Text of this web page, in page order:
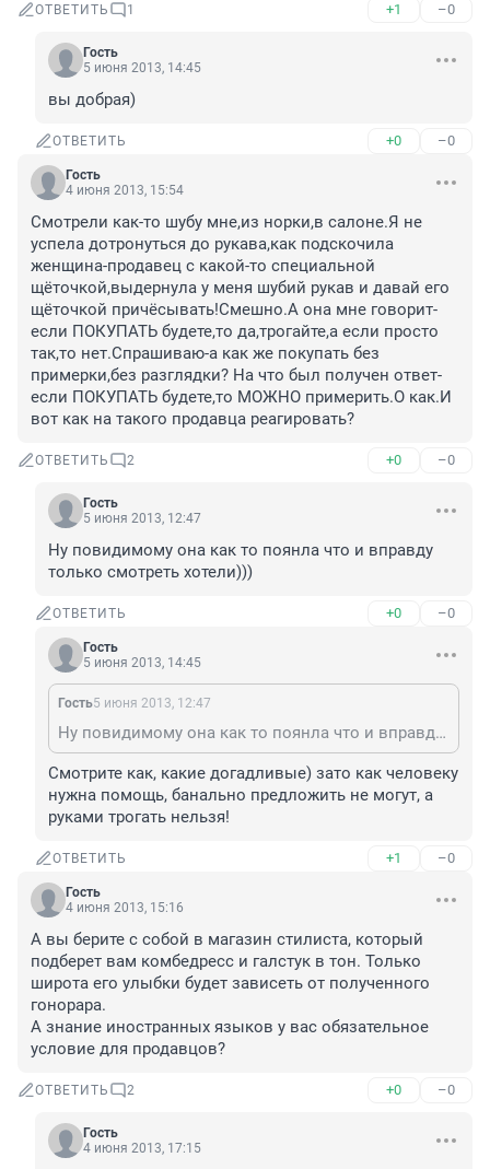
ОТВЕТИТЬ 1 +1 –0
Гость
5 июня 2013, 14:45
вы добрая)
ОТВЕТИТЬ +0 –0
Гость
4 июня 2013, 15:54
Смотрели как-то шубу мне,из норки,в салоне.Я не
успела дотронуться до рукава,как подскочила
женщина-продавец с какой-то специальной
щёточкой,выдернула у меня шубий рукав и давай его
щёточкой причёсывать!Смешно.А она мне говорит-
если ПОКУПАТЬ будете,то да,трогайте,а если просто
так,то нет.Спрашиваю-а как же покупать без
примерки,без разглядки? На что был получен ответ-
если ПОКУПАТЬ будете,то МОЖНО примерить.О как.И
вот как на такого продавца реагировать?
ОТВЕТИТЬ 2 +0 –0
Гость
5 июня 2013, 12:47
Ну повидимому она как то поянла что и вправду
только смотреть хотели)))
ОТВЕТИТЬ +0 –0
Гость
5 июня 2013, 14:45
Гость5 июня 2013, 12:47
Ну повидимому она как то поянла что и вправду только смотреть хотели)))
Смотрите как, какие догадливые) зато как человеку
нужна помощь, банально предложить не могут, а
руками трогать нельзя!
ОТВЕТИТЬ +1 –0
Гость
4 июня 2013, 15:16
А вы берите с собой в магазин стилиста, который
подберет вам комбедресс и галстук в тон. Только
широта его улыбки будет зависеть от полученного
гонорара.
А знание иностранных языков у вас обязательное
условие для продавцов?
ОТВЕТИТЬ 2 +0 –0
Гость
4 июня 2013, 17:15